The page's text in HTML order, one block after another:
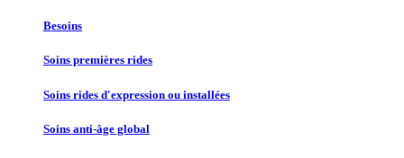
Besoins
Soins premières rides
Soins rides d'expression ou installées
Soins anti-âge global